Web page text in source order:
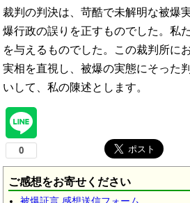
裁判の判決は、苛酷で未解明な被爆
爆行政の誤りを正すものでした。私
を与えるものでした。この裁判所に
実相を直視し、被爆の実態にそった
いして、私の陳述とします。
ご感想をお寄せください